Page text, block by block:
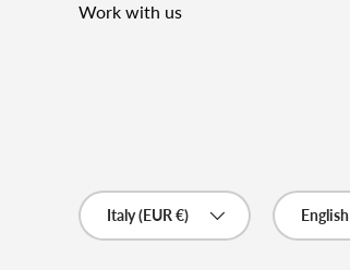
Work with us
Country/Region
Italy (EUR €)
Language
English